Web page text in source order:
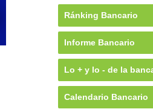
Ránking Bancario
Informe Bancario
Lo + y lo - de la
Calendario Bancario